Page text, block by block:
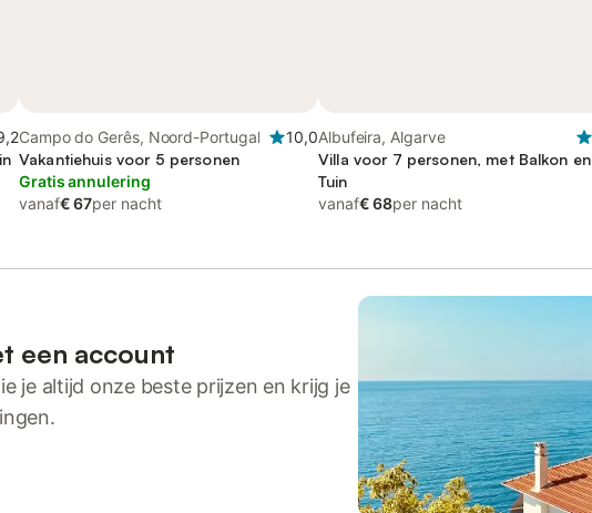
Campo do Gerês, Noord-Portugal
10,0
Vakantiehuis voor 5 personen
Gratis annulering
vanaf€ 67per nacht
Albufeira, Algarve
Villa voor 7 personen, met Balkon en
Tuin
vanaf€ 68per nacht
een account
je altijd onze beste prijzen en krijg je